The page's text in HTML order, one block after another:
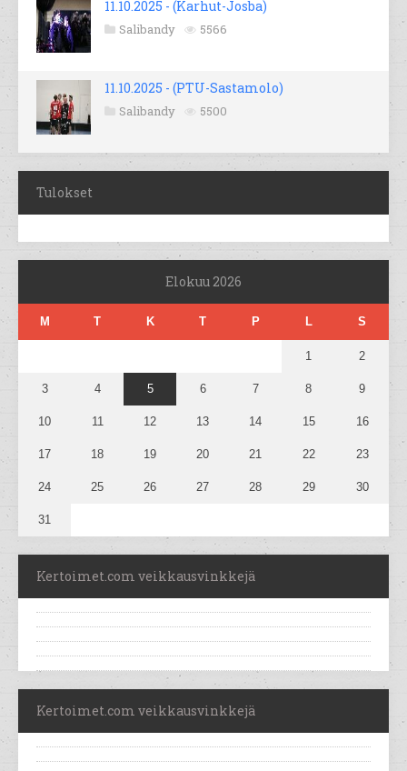
11.10.2025 - (Karhut-Josba)
Salibandy 5566
11.10.2025 - (PTU-Sastamolo)
Salibandy 5500
Tulokset
Elokuu 2026
M T K T P L S
1 2
3 4 5 6 7 8 9
10 11 12 13 14 15 16
17 18 19 20 21 22 23
24 25 26 27 28 29 30
31
Kertoimet.com veikkausvinkkejä
Kertoimet.com veikkausvinkkejä